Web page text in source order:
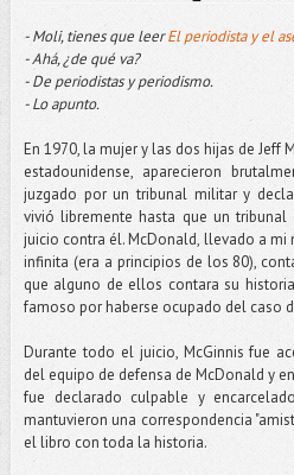
- Moli, tienes que leerEl periodista y el
- Ahá, ¿de qué va?
- De periodistas y periodismo.
- Lo apunto.
En 1970, la mujer y las dos hijas de Jeff
estadounidense, aparecieron
juzgado por un tribunal militar y
vivió libremente hasta que un
juicio contra él. McDonald, llevado a mi
infinita (era a principios de los 80),
que alguno de ellos contara su
famoso por haberse ocupado del caso
Durante todo el juicio, McGinnis fue
del equipo de defensa de McDonald y
fue declarado culpable y
mantuvieron una correspondencia
el libro con toda la historia.